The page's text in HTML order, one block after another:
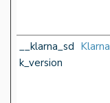
__klarna_sd
k_version
Klarna